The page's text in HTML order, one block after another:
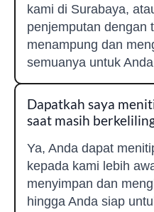
kami di Surabaya,
penjemputan dengan
menampung dan
semuanya untuk
Dapatkah saya
saat masih
Ya, Anda dapat
kepada kami lebih
menyimpan dan
hingga Anda siap